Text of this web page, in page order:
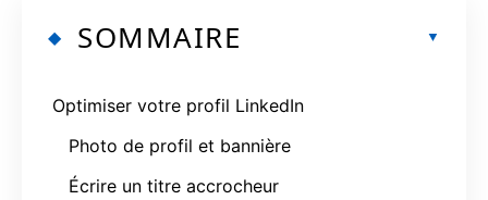
SOMMAIRE
Optimiser votre profil LinkedIn
Photo de profil et bannière
Écrire un titre accrocheur